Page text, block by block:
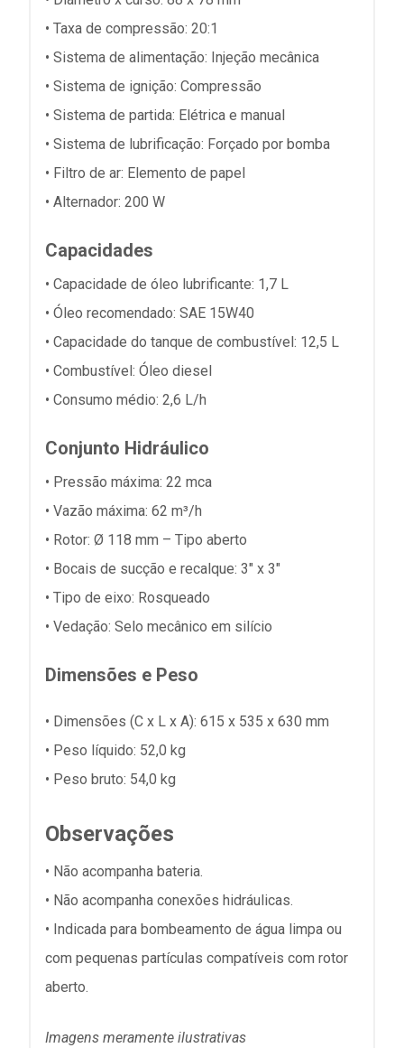
• Taxa de compressão: 20:1
• Sistema de alimentação: Injeção mecânica
• Sistema de ignição: Compressão
• Sistema de partida: Elétrica e manual
• Sistema de lubrificação: Forçado por bomba
• Filtro de ar: Elemento de papel
• Alternador: 200 W
Capacidades
• Capacidade de óleo lubrificante: 1,7 L
• Óleo recomendado: SAE 15W40
• Capacidade do tanque de combustível: 12,5 L
• Combustível: Óleo diesel
• Consumo médio: 2,6 L/h
Conjunto Hidráulico
• Pressão máxima: 22 mca
• Vazão máxima: 62 m³/h
• Rotor: Ø 118 mm – Tipo aberto
• Bocais de sucção e recalque: 3" x 3"
• Tipo de eixo: Rosqueado
• Vedação: Selo mecânico em silício
Dimensões e Peso
• Dimensões (C x L x A): 615 x 535 x 630 mm
• Peso líquido: 52,0 kg
• Peso bruto: 54,0 kg
Observações
• Não acompanha bateria.
• Não acompanha conexões hidráulicas.
• Indicada para bombeamento de água limpa ou
com pequenas partículas compatíveis com rotor
aberto.
Imagens meramente ilustrativas